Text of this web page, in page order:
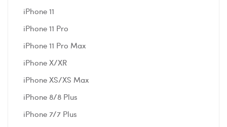
iPhone 11
iPhone 11 Pro
iPhone 11 Pro Max
iPhone X/XR
iPhone XS/XS Max
iPhone 8/8 Plus
iPhone 7/7 Plus